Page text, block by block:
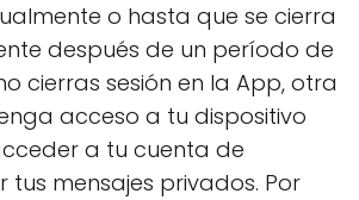
o hasta que se cierra
después de un período de
cierras sesión en la App, otra
acceso a tu dispositivo
a tu cuenta de
tus mensajes privados. Por